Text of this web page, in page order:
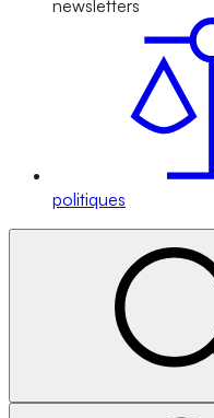
newsletters
politiques